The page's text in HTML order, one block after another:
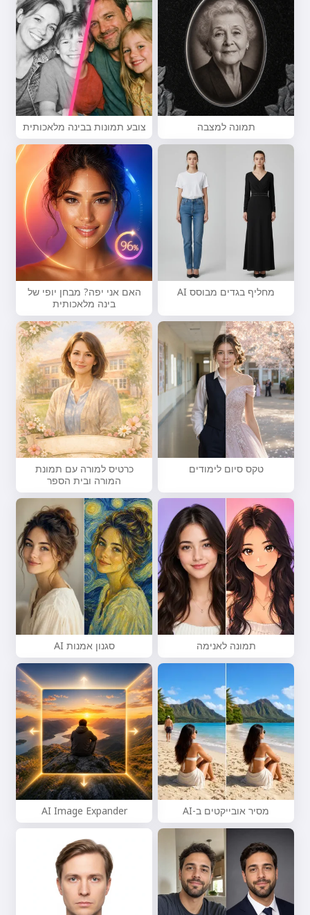
תמונה למצבה צובע תמונות בבינה מלאכותית
מחליף בגדים מבוסס AI האם אני יפה? מבחן יופי של
בינה מלאכותית
טקס סיום לימודים כרטיס למורה עם תמונת
המורה ובית הספר
תמונה לאנימה סגנון אמנות AI
מסיר אובייקטים ב-AI AI Image Expander